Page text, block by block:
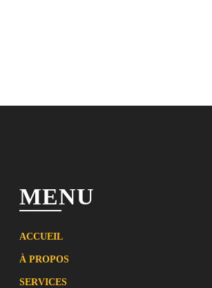
MENU
ACCUEIL
À PROPOS
SERVICES